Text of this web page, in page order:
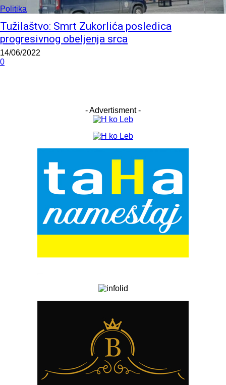
Politika
Tužilaštvo: Smrt Zukorlića posledica
progresivnog obeljenja srca
14/06/2022
0
- Advertisment -